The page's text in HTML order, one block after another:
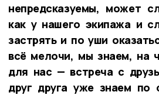
непредсказуемы, может
как у нашего экипажа и
застрять и по уши
всё мелочи, мы знаем, на
для нас — встреча с
друг друга уже знаем по